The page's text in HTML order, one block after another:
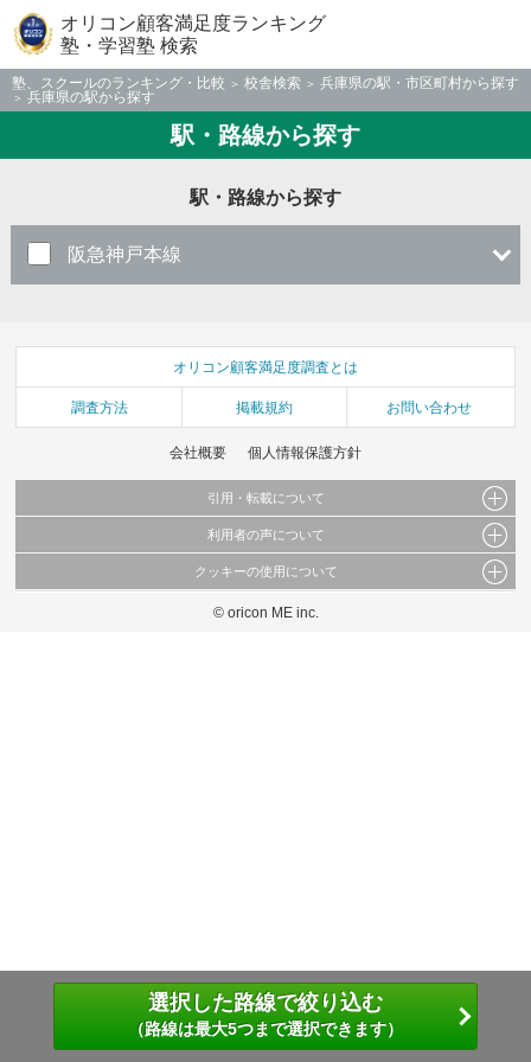
オリコン顧客満足度ランキング
塾・学習塾 検索
塾、スクールのランキング・比較 校舎検索
兵庫県の駅・市区町村から探す
兵庫県の駅から探す
駅・路線から探す
駅・路線から探す
阪急神戸本線
選択した路線で絞り込む
（路線は最大5つまで選択できます）
オリコン顧客満足度調査とは
調査方法 掲載規約 お問い合わせ
会社概要 個人情報保護方針
引用・転載について
当サイトで公開されている情報（文字、写真、イラスト、画像データ等）及びこれらの配
これらの情報を権利者の許可なく無断転載・複製などの二次利用を行うことは固く禁じて
利用者の声について
当サイトに掲載している内容はすべてサービスの利用者が提出された見解・感想です。
弊社の見解・ 意見ではないことをご理解いただいた上でご覧ください。
クッキーの使用について
このサイトでは Cookie を使用して、ユーザーに合わせたコンテンツや広告の表示、ソー
© oricon ME inc.